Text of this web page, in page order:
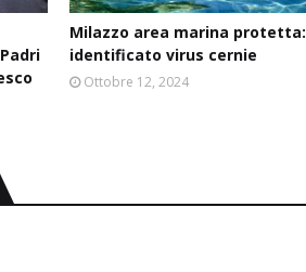
Milazzo area marina protetta:
identificato virus cernie
Ottobre 12, 2024